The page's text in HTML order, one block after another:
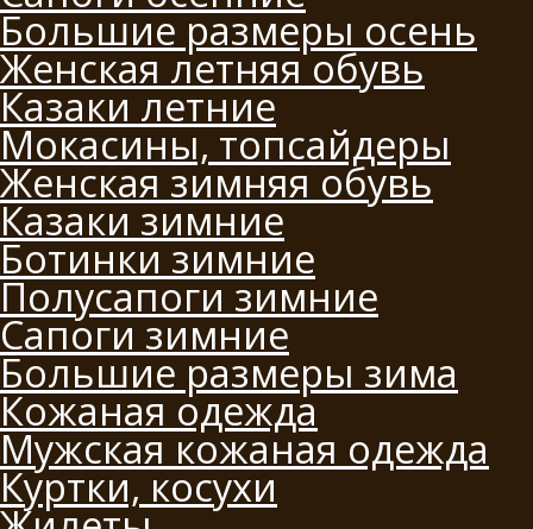
Большие размеры осень
Женская летняя обувь
Казаки летние
Мокасины, топсайдеры
Женская зимняя обувь
Казаки зимние
Ботинки зимние
Полусапоги зимние
Сапоги зимние
Большие размеры зима
Кожаная одежда
Мужская кожаная одежда
Куртки, косухи